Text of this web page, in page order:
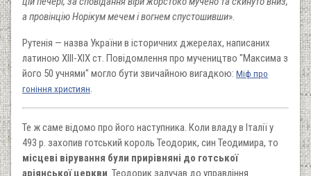
а провінцію Норікум мечем і вогнем спустошивши».
Рутенія — назва України в історичних джерелах, написаних
латиною XIII-XIX ст. Повідомлення про мучеництво "Максима з
його 50 учнями" могло бути звичайною вигадкою: Міф про
гоніння християн.
Те ж саме відомо про його наступника. Коли владу в Італії у
493 р. захопив готський король Теодорик, син Теодимира, то
місцеві вірування були прирівняні до готської
аріянської церкви. Теодорик залучав до управління